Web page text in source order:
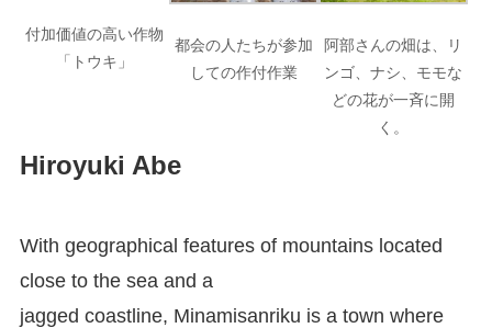
付加価値の高い作物
「トウキ」
都会の人たちが参加
しての作付作業
阿部さんの畑は、リ
ンゴ、ナシ、モモな
どの花が一斉に開
く。
Hiroyuki Abe
With geographical features of mountains located
close to the sea and a
jagged coastline, Minamisanriku is a town where